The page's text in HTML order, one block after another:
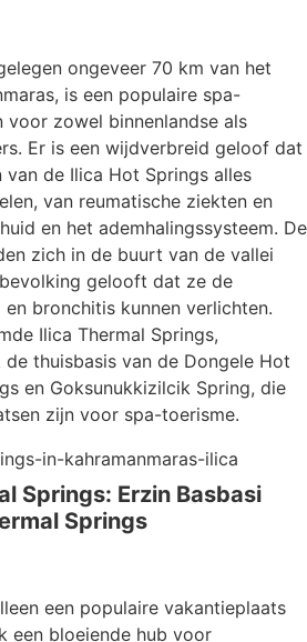
ongeveer 70 km van het
is een populaire spa-
voor zowel binnenlandse als
Er is een wijdverbreid geloof dat
de Ilica Hot Springs alles
van reumatische ziekten en
en het ademhalingssysteem. De
zich in de buurt van de vallei
gelooft dat ze de
bronchitis kunnen verlichten.
Ilica Thermal Springs,
de thuisbasis van de Dongele Hot
en Goksunukkizilcik Spring, die
zijn voor spa-toerisme.
Springs: Erzin Basbasi
Springs
een populaire vakantieplaats
een bloeiende hub voor